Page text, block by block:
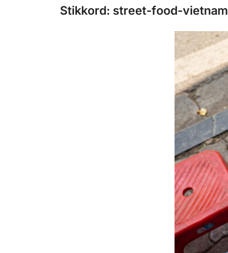
Stikkord: street-food-vietnam